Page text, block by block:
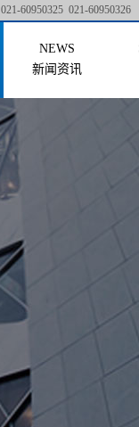
021-60950325 021-60950326
新闻资讯